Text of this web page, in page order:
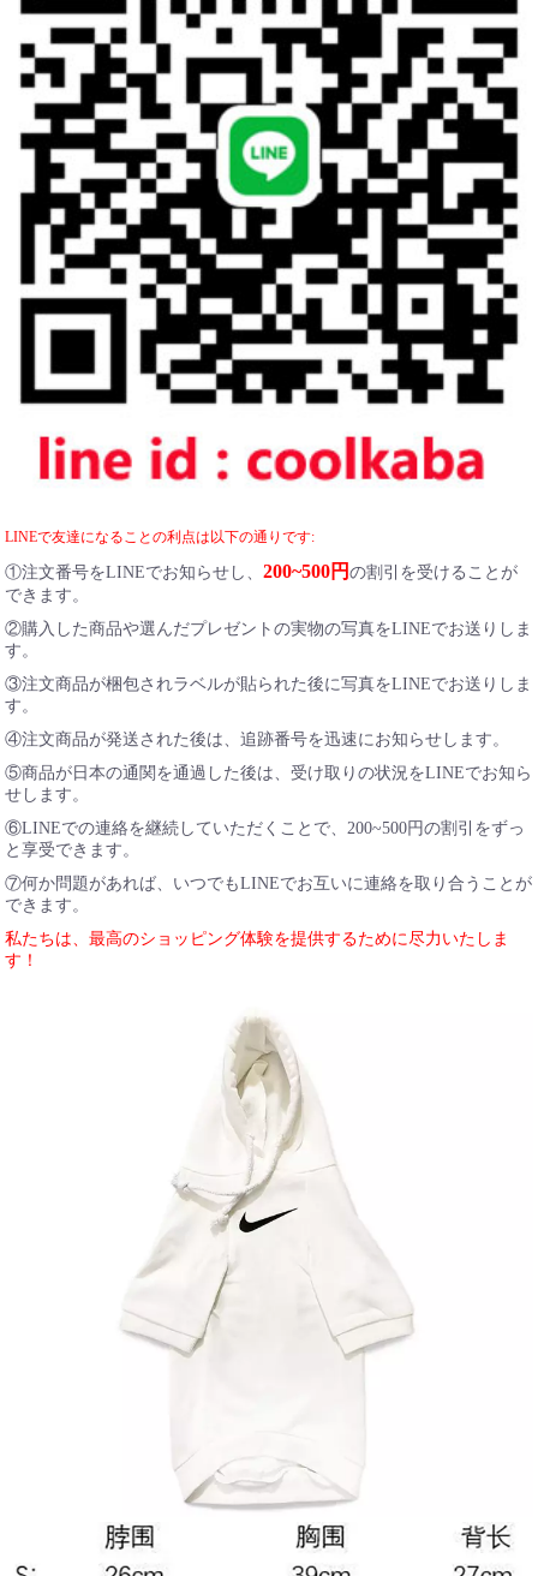
LINEで友達になることの利点は以下の通りです:
①注文番号をLINEでお知らせし、200~500円の割引を受けることが
できます。
②購入した商品や選んだプレゼントの実物の写真をLINEでお送りしま
す。
③注文商品が梱包されラベルが貼られた後に写真をLINEでお送りしま
す。
④注文商品が発送された後は、追跡番号を迅速にお知らせします。
⑤商品が日本の通関を通過した後は、受け取りの状況をLINEでお知ら
せします。
⑥LINEでの連絡を継続していただくことで、200~500円の割引をずっ
と享受できます。
⑦何か問題があれば、いつでもLINEでお互いに連絡を取り合うことが
できます。
私たちは、最高のショッピング体験を提供するために尽力いたしま
す！